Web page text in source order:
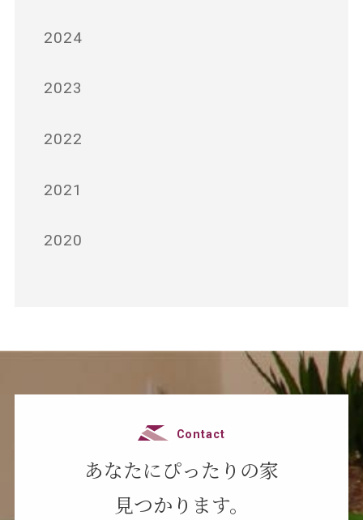
2024
2023
2022
2021
2020
Contact
あなたにぴったりの家
見つかります。